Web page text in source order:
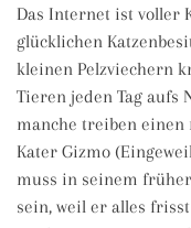
Das Internet ist voller
glücklichen
kleinen Pelzviechern
Tieren jeden Tag aufs
manche treiben einen
Kater Gizmo
muss in seinem
sein, weil er alles